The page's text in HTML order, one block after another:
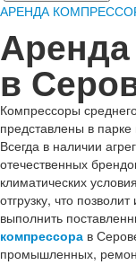
АРЕНДА
в
Компрессоры
представлены в
Всегда в наличии
отечественных
климатических
отгрузку, что
выполнить
компрессора в
промышленных,